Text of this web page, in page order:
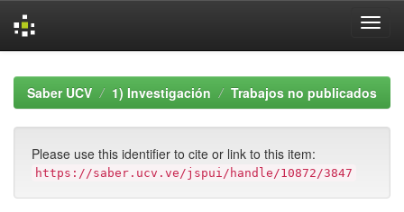
navigationSaber UCV 1) Investigación Trabajos no publicados
Please use this identifier to cite or link to this item:
https://saber.ucv.ve/jspui/handle/10872/3847